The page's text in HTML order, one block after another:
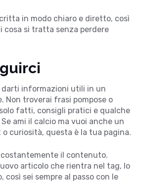
in modo chiaro e diretto, così
cosa si tratta senza perdere
informazioni utili in un
Non troverai frasi pompose o
fatti, consigli pratici e qualche
ami il calcio ma vuoi anche un
curiosità, questa è la tua pagina.
il contenuto.
articolo che rientra nel tag, lo
così sei sempre al passo con le